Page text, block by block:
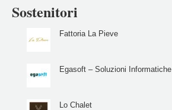
Sostenitori
Fattoria La Pieve
Egasoft – Soluzioni Informatiche
Lo Chalet